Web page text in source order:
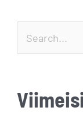
r